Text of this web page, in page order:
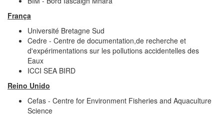
França
Université Bretagne Sud
Cedre - Centre de documentation,de recherche et
d'expérimentations sur les pollutions accidentelles des
Eaux
ICCI SEA BIRD
Reino Unido
Cefas - Centre for Environment Fisheries and Aquaculture
Science